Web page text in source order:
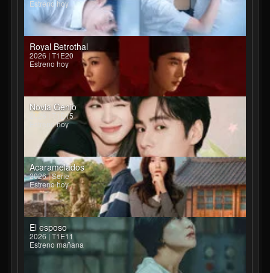
Estreno hoy
Royal Betrothal
2026 | T1E20
Estreno hoy
Novia Genio
2026 | T1E15
Estreno hoy
Acaramelados
2026 | Serie
Estreno hoy
El esposo
2026 | T1E11
Estreno mañana